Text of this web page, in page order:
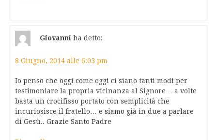
Giovanni ha detto:
8 Giugno, 2014 alle 6:03 pm
Io penso che oggi come oggi ci siano tanti modi per
testimoniare la propria vicinanza al Signore… a volte
basta un crocifisso portato con semplicità che
incuriosisce il fratello… e siamo già in due a parlare
di Gesù.. Grazie Santo Padre